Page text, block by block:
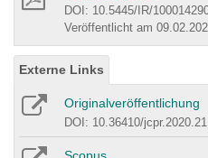
DOI: 10.5445/IR/
Veröffentlicht am
Externe Links
Originalveröffentlichung
DOI: 10.36410/